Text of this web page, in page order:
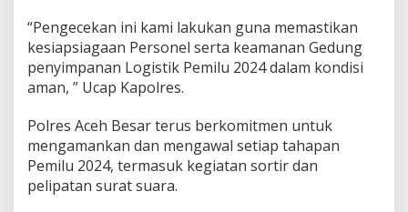
“Pengecekan ini kami lakukan guna memastikan
kesiapsiagaan Personel serta keamanan Gedung
penyimpanan Logistik Pemilu 2024 dalam kondisi
aman, ” Ucap Kapolres.
Polres Aceh Besar terus berkomitmen untuk
mengamankan dan mengawal setiap tahapan
Pemilu 2024, termasuk kegiatan sortir dan
pelipatan surat suara.